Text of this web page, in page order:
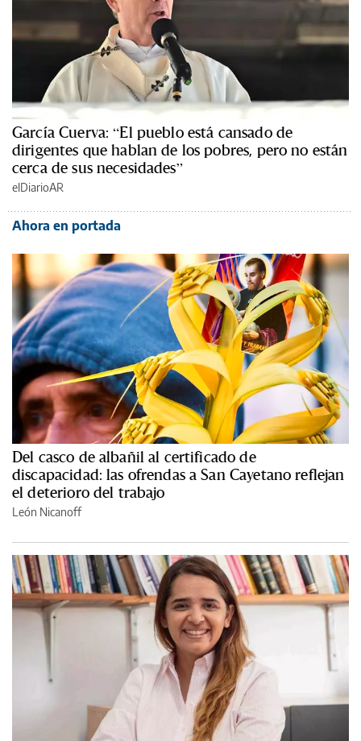
García Cuerva: “El pueblo está cansado de
dirigentes que hablan de los pobres, pero no están
cerca de sus necesidades”
elDiarioAR
Ahora en portada
Del casco de albañil al certificado de
discapacidad: las ofrendas a San Cayetano reflejan
el deterioro del trabajo
León Nicanoff